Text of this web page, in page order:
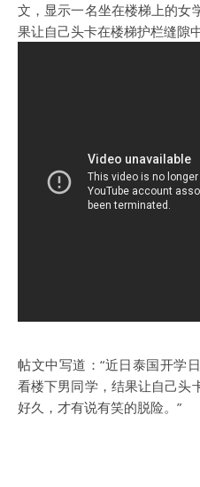
文，显示一名坐在楼梯上的女
果让自己头卡在楼梯护栏缝隙中
帖文中写道：“近日泰国开学
看楼下男同学，结果让自己头
好久，才有说有笑的脱险。”